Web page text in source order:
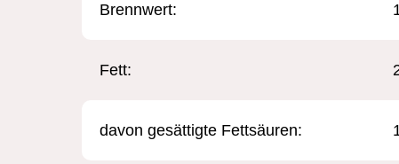
Brennwert: ​
Fett:
davon gesättigte Fettsäuren: